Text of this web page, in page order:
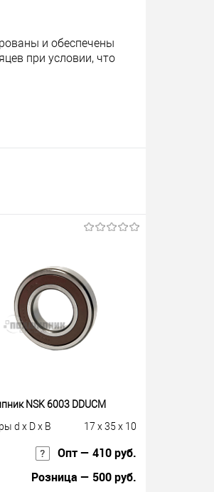
и обеспечены
при условии, что
NSK 6003 DDUCM
d x D x B
17 x 35 x 10
Опт — 410 руб.
Розница — 500 руб.